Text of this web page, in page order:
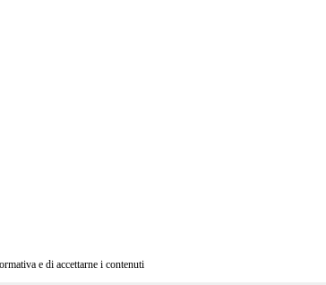
e di accettarne i contenuti